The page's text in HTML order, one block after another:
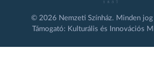
© 2026 Nemzeti Színház. Minden jog
Támogató: Kulturális és Innovációs